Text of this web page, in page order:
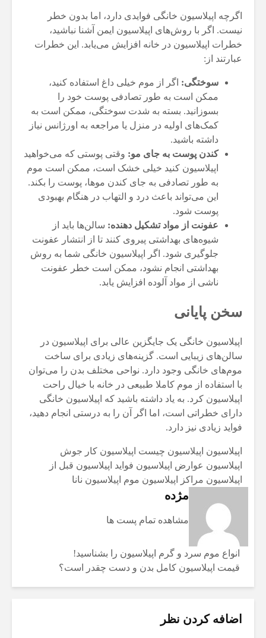
اگرچه اپیلاسیون خانگی فوایدی دارد، اما بدون خطر
نیست. اگر با روش‌های اپیلاسیون ایمن آشنا نباشید،
خطرات اپیلاسیون در خانه افزایش می‌یابد. این خطرات
عبارتند از:
سوختگی: اگر از موم خیلی داغ استفاده کنید،
ممکن است به طور تصادفی پوست خود را
بسوزانید. بسته به شدت سوختگی، ممکن است به
کمک‌های اولیه در منزل یا مراجعه به اورژانس نیاز
داشته باشید.
کندن پوست به جای مو: وقتی پوستی که می‌خواهید
اپیلاسیون کنید خیلی خشک است، ممکن است موم
به طور تصادفی به جای کندن موها، پوست را بکند.
این می‌تواند باعث درد و التهاب در هنگام بهبودی
پوست شود.
عفونت از مواد تشکیل دهنده: سالن‌ها باید از
شیوه‌های بهداشتی پیروی کنند تا از انتشار عفونت
جلوگیری شود. اگر اپیلاسیون خانگی شما به روش
بهداشتی انجام نشود، ممکن است خطر عفونت
ناشی از مواد آلوده افزایش یابد.
سخن پایانی
اپیلاسیون خانگی یک جایگزین عالی برای اپیلاسیون در
سالن‌های زیبایی است. گزینه‌های زیادی برای ساخت
موم‌های خانگی وجود دارد. نواحی مختلف بدن را می‌توان
با استفاده از موم کاملا طبیعی در خانه با خیال راحت
اپیلاسیون کرد. به یاد داشته باشید که اپیلاسیون خانگی
دارای خطراتی است، اما اگر آن را به درستی انجام دهید،
فواید زیادی نیز دارد.
اپیلاسیون اپیلاسیون چیست اپیلاسیون کار جوش
اپیلاسیون عوارض اپیلاسیون فواید اپیلاسیون قبل از
اپیلاسیون مراکز اپیلاسیون موم اپیلاسیون نانا
مژده
مشاهده تمام پست ها
انواع موم‌ سرد و گرم اپیلاسیون را بشناسید!
قیمت اپیلاسیون کامل بدن و دست چقدر است؟
اضافه کردن نظر